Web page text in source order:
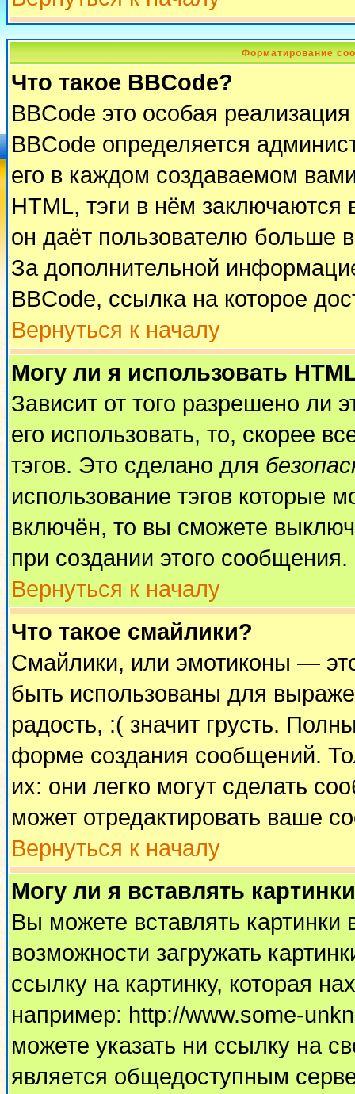
Форматирование
Что такое BBCode?
BBCode это особая
BBCode определяется
его в каждом создаваемом
HTML, тэги в нём заключаются
он даёт пользователю больше
За дополнительной
BBCode, ссылка на которое
Вернуться к началу
Могу ли я использовать
Зависит от того разрешено ли
его использовать, то, скорее
тэгов. Это сделано для
использование тэгов которые
включён, то вы сможете
при создании этого сообщения.
Вернуться к началу
Что такое смайлики?
Смайлики, или эмотиконы —
быть использованы для
радость, :( значит грусть.
форме создания сообщений.
их: они легко могут сделать
может отредактировать ваше
Вернуться к началу
Могу ли я вставлять
Вы можете вставлять
возможности загружать
ссылку на картинку, которая
например: http://www.some-
можете указать ни ссылку на
является общедоступным